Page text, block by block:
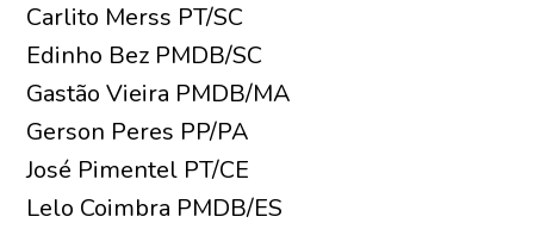
Carlito Merss PT/SC
Edinho Bez PMDB/SC
Gastão Vieira PMDB/MA
Gerson Peres PP/PA
José Pimentel PT/CE
Lelo Coimbra PMDB/ES